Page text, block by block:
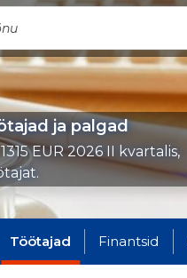
ja palgad
EUR 2026 II kvartalis,
Töötajad Finantsid